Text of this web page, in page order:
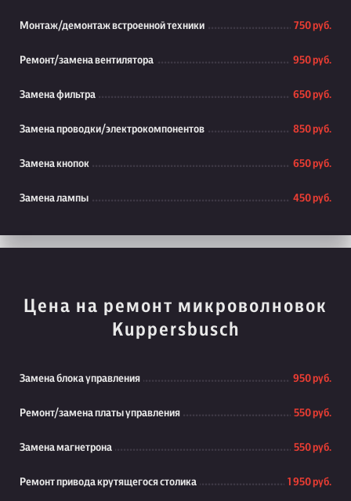
Монтаж/демонтаж встроенной техники 750 руб.
Ремонт/замена вентилятора 950 руб.
Замена фильтра 650 руб.
Замена проводки/электрокомпонентов 850 руб.
Замена кнопок 650 руб.
Замена лампы 450 руб.
Цена на ремонт микроволновок
Kuppersbusch
Замена блока управления 950 руб.
Ремонт/замена платы управления 550 руб.
Замена магнетрона 550 руб.
Ремонт привода крутящегося столика 1 950 руб.